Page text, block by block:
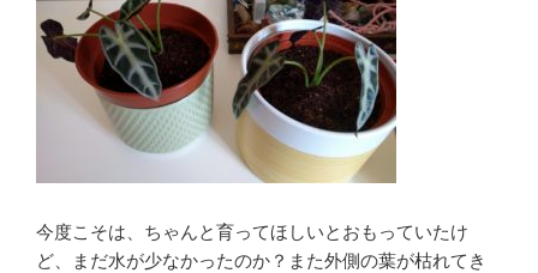
今度こそは、ちゃんと育ってほしいとおもっていたけ
ど、まだ水が少なかったのか？また外側の葉が枯れてき